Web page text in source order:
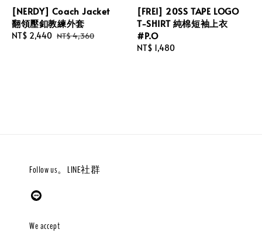
[NERDY] Coach Jacket
翻領壓釦教練外套
Sale
NT$ 2,440 Regular
NT$ 4,360
[FREI] 20SS TAPE LOGO
T-SHIRT 純棉短袖上衣
#P.O
Regular
NT$ 1,480
Follow us。LINE社群
We accept